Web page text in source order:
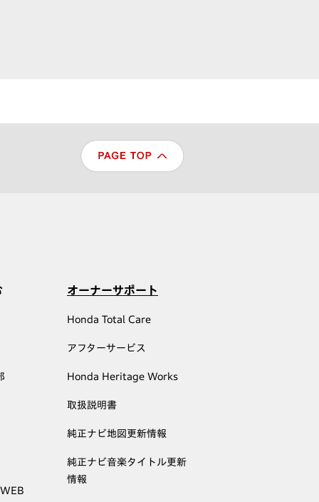
オーナーサポート
Honda Total Care
アフターサービス
Honda Heritage Works
取扱説明書
純正ナビ地図更新情報
純正ナビ音楽タイトル更新
情報